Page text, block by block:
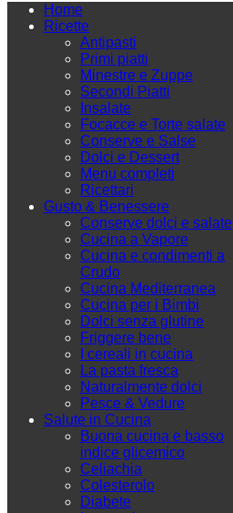
Home
Ricette
Antipasti
Primi piatti
Minestre e Zuppe
Secondi Piatti
Insalate
Focacce e Torte salate
Conserve e Salse
Dolci e Dessert
Menu completi
Ricettari
Gusto & Benessere
Conserve dolci e salate
Cucina a Vapore
Cucina e condimenti a
Crudo
Cucina Mediterranea
Cucina per i Bimbi
Dolci senza glutine
Friggere bene
I cereali in cucina
La pasta fresca
Naturalmente dolci
Pesce & Vedure
Salute in Cucina
Buona cucina e basso
indice glicemico
Celiachia
Colesterolo
Diabete